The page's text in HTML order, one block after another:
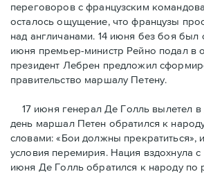
переговоров с французским
осталось ощущение, что французы
над англичанами. 14 июня без боя был
июня премьер-министр Рейно подал в
президент Лебрен предложил
правительство маршалу Петену.
17 июня генерал Де Голль вылетел
день маршал Петен обратился к
словами: «Бои должны прекратиться»,
условия перемирия. Нация вздохнула с
июня Де Голль обратился к народу по